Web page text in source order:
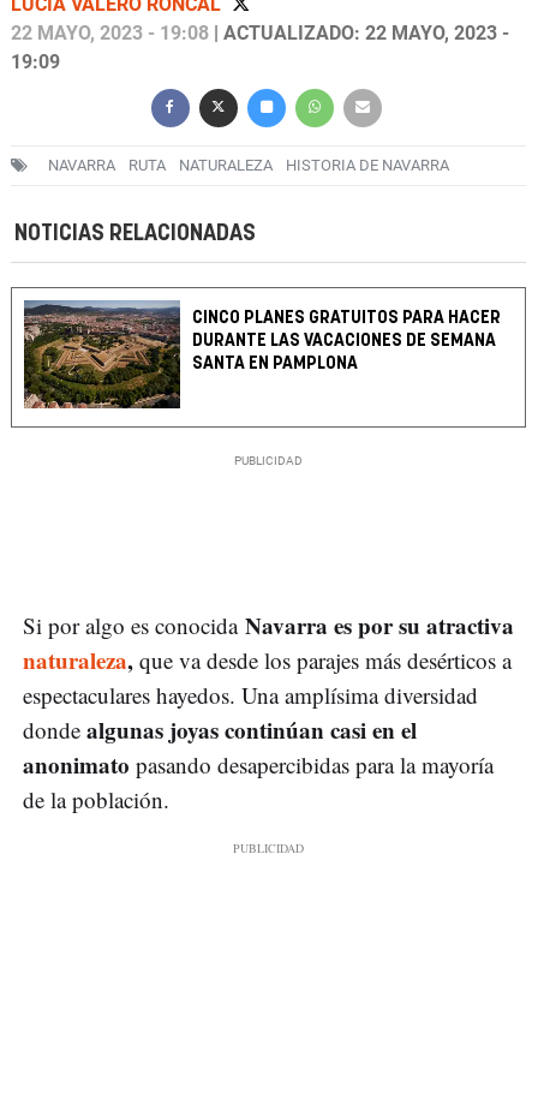
22 MAYO, 2023 - 19:08 | ACTUALIZADO: 22 MAYO, 2023 -
19:09
NAVARRA RUTA NATURALEZA HISTORIA DE NAVARRA
NOTICIAS RELACIONADAS
CINCO PLANES GRATUITOS PARA HACER
DURANTE LAS VACACIONES DE SEMANA
SANTA EN PAMPLONA
Si por algo es conocidaNavarra es por su atractiva
naturaleza, que va desde los parajes más desérticos a
espectaculares hayedos. Una amplísima diversidad
donde algunas joyas continúan casi en el
anonimato pasando desapercibidas para la mayoría
de la población.